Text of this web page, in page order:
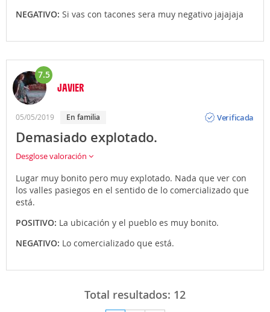
NEGATIVO: Si vas con tacones sera muy negativo jajajaja
7.5
JAVIER
05/05/2019 En familia
Verificada
Demasiado explotado.
Desglose valoración
Lugar muy bonito pero muy explotado. Nada que ver con
los valles pasiegos en el sentido de lo comercializado que
está.
POSITIVO: La ubicación y el pueblo es muy bonito.
NEGATIVO: Lo comercializado que está.
Total resultados: 12